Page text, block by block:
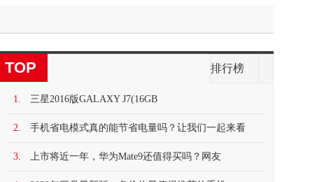
TOP 排行榜
1. 三星2016版GALAXY J7(16GB
2. 手机省电模式真的能节省电量吗？让我们一起来看
3. 上市将近一年，华为Mate9还值得买吗？网友